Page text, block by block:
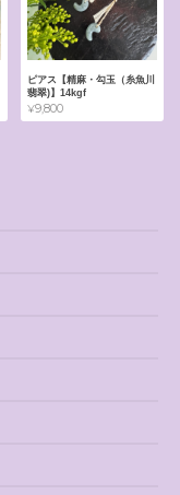
ピアス【精麻・勾玉（糸魚川
翡翠)】14kgf
¥9,800